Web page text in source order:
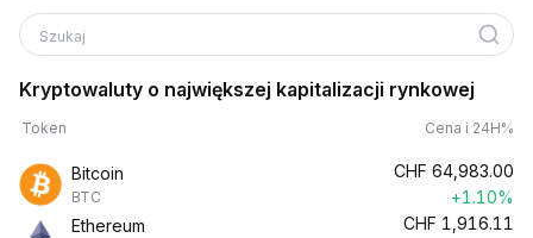
Szukaj
Kryptowaluty o największej kapitalizacji rynkowej
Token Cena i 24H%
Bitcoin
BTC
CHF 64,983.00
+1.10%
Ethereum
CHF 1,916.11